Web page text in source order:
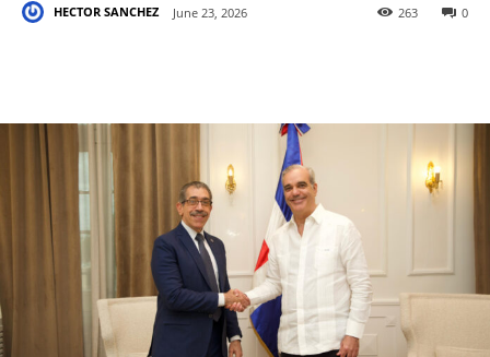
HECTOR SANCHEZ June 23, 2026 0
263